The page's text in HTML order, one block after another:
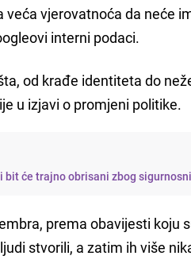
vjerovatnoća da neće
interni podaci.
od krađe identiteta do
u izjavi o promjeni politike.
će trajno obrisani zbog
prema obavijesti koju
stvorili, a zatim ih više